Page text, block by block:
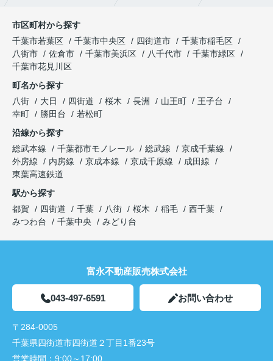
市区町村から探す
千葉市若葉区
千葉市中央区 四街道市
千葉市稲毛区
八街市
佐倉市 千葉市美浜区 八千代市
千葉市緑区
千葉市花見川区
町名から探す
八街
大日 四街道 桜木 長洲 山王町
王子台
幸町
勝田台
若松町
沿線から探す
総武本線
千葉都市モノレール 総武線
京成千葉線
外房線
内房線 京成本線 京成千原線
成田線
東葉高速鉄道
駅から探す
都賀
四街道 千葉 八街 桜木 稲毛
西千葉
みつわ台
千葉中央 みどり台
富永不動産販売株式会社
043-497-6591 お問い合わせ
〒284-0005
千葉県四街道市四街道２丁目1番23号
営業時間： 9:00～17:00